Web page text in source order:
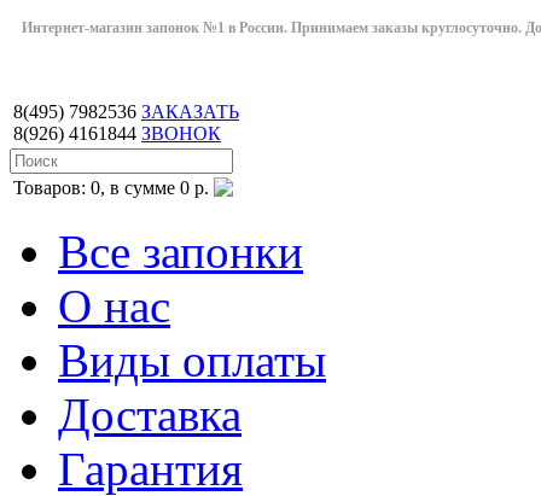
Интернет-магазин запонок №1 в России. Принимаем заказы круглосуточно.
8(495) 7982536
8(926) 4161844
ЗАКАЗАТЬ
ЗВОНОК
Товаров: 0, в сумме 0 р.
Все запонки
О нас
Виды оплаты
Доставка
Гарантия